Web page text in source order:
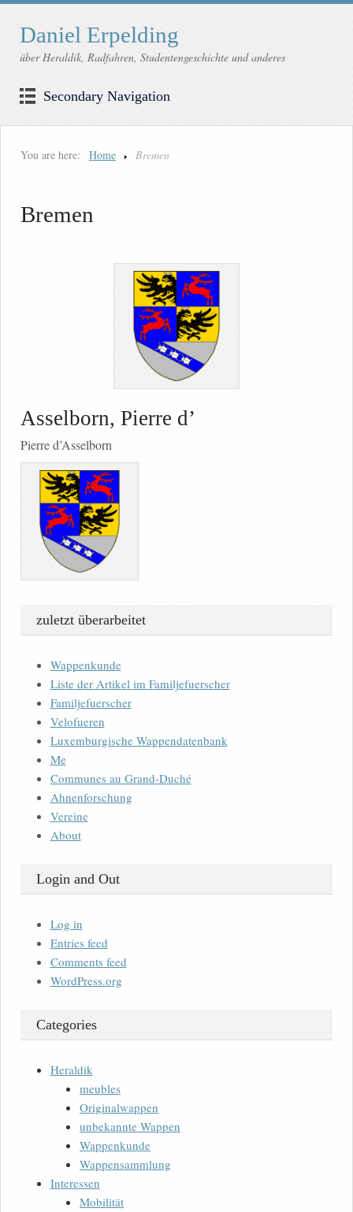
Daniel Erpelding
über Heraldik, Radfahren, Studentengeschichte und anderes
Secondary Navigation
You are here: Home Bremen
Bremen
Asselborn, Pierre d’
Pierre d’Asselborn
zuletzt überarbeitet
Wappenkunde
Liste der Artikel im Familjefuerscher
Familjefuerscher
Velofueren
Luxemburgische Wappendatenbank
Me
Communes au Grand-Duché
Ahnenforschung
Vereine
About
Login and Out
Log in
Entries feed
Comments feed
WordPress.org
Categories
Heraldik
meubles
Originalwappen
unbekannte Wappen
Wappenkunde
Wappensammlung
Interessen
Mobilität